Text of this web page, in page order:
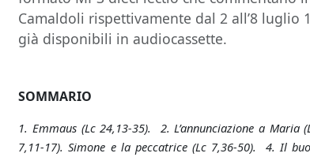
Camaldoli rispettivamente dal 2 all’8 luglio
già disponibili in audiocassette.
SOMMARIO
1. Emmaus (Lc 24,13-35). 2. L’annunciazione a
7,11-17). Simone e la peccatrice (Lc 7,36-50). 4. Il